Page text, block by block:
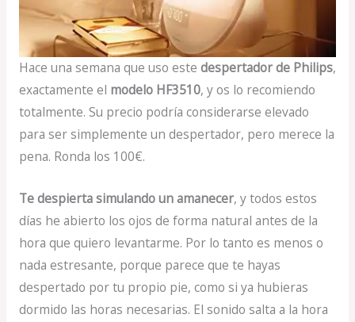
Hace una semana que uso este despertador de Philips,
exactamente el modelo HF3510, y os lo recomiendo
totalmente. Su precio podría considerarse elevado
para ser simplemente un despertador, pero merece la
pena. Ronda los 100€.
Te despierta simulando un amanecer, y todos estos
días he abierto los ojos de forma natural antes de la
hora que quiero levantarme. Por lo tanto es menos o
nada estresante, porque parece que te hayas
despertado por tu propio pie, como si ya hubieras
dormido las horas necesarias. El sonido salta a la hora